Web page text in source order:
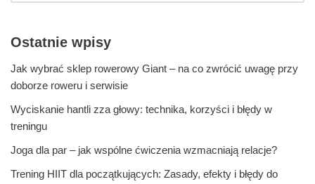
Ostatnie wpisy
Jak wybrać sklep rowerowy Giant – na co zwrócić uwagę przy
doborze roweru i serwisie
Wyciskanie hantli zza głowy: technika, korzyści i błędy w
treningu
Joga dla par – jak wspólne ćwiczenia wzmacniają relacje?
Trening HIIT dla początkujących: Zasady, efekty i błędy do